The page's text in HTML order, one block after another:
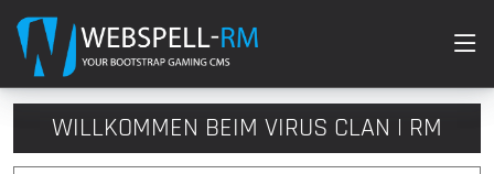
WILLKOMMEN BEIM VIRUS CLAN | RM